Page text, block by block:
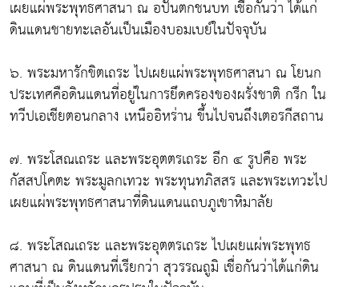
เผยแผ่พระพุทธศาสนา ณ อปันตกชนบท เชื่อกันว่า ได้แก่
ดินแดนชายทะเลอันเป็นเมืองบอมเบย์ในปัจจุบัน
๖. พระมหารักขิตเถระ ไปเผยแผ่พระพุทธศาสนา ณ โยนก
ประเทศคือดินแดนที่อยู่ในการยึดครองของผรั่งชาติ กรีก ใน
ทวีปเอเชียตอนกลาง เหนืออิหร่าน ขึ้นไปจนถึงเตอรกีสถาน
๗. พระโสณเถระ และพระอุตตรเถระ อีก ๔ รูปคือ พระ
กัสสปโคตะ พระมูลกเทวะ พระทุนทภิสสร และพระเทวะไป
เผยแผ่พระพุทธศาสนาที่ดินแดนแถบภูเขาหิมาลัย
๘. พระโสณเถระ และพระอุตตรเถระ ไปเผยแผ่พระพุทธ
ศาสนา ณ ดินแดนที่เรียกว่า สุวรรณถูมิ เชื่อกันว่าได้แก่ดิน